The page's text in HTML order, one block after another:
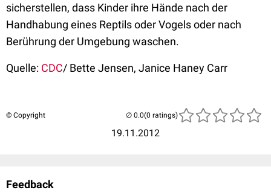
sicherstellen, dass Kinder ihre Hände nach der
Handhabung eines Reptils oder Vogels oder nach
Berührung der Umgebung waschen.
Quelle: CDC/ Bette Jensen, Janice Haney Carr
© Copyright
19.11.2012
(0 ratings)
Feedback